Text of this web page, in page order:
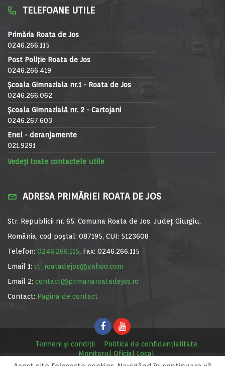
TELEFOANE UTILE
Primăria Roata de Jos
0246.266.115
Post Poliție Roata de Jos
0246.266.419
Școala Gimnaziala nr.1 - Roata de Jos
0246.266.062
Școala Gimnazială nr. 2 - Cartojani
0246.267.603
Enel - deranjamente
021.9291
Vedeți toate contactele utile
ADRESA PRIMĂRIEI ROATA DE JOS
Str. Republicii nr. 65, Comuna Roata de Jos, Județ Giurgiu,
România, cod poștal: 087195, CUI: 5123608
Telefon: 0246.266.115, Fax: 0246.266.115
Email 1: cl_roatadejos@yahoo.com
Email 2: contact@primariaroatadejos.ro
Contact: Pagina de contact
Termeni și condiții
Politica de confidențialitate
Monitorul Oficial Local